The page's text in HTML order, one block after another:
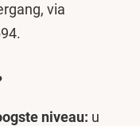
via
niveau: u